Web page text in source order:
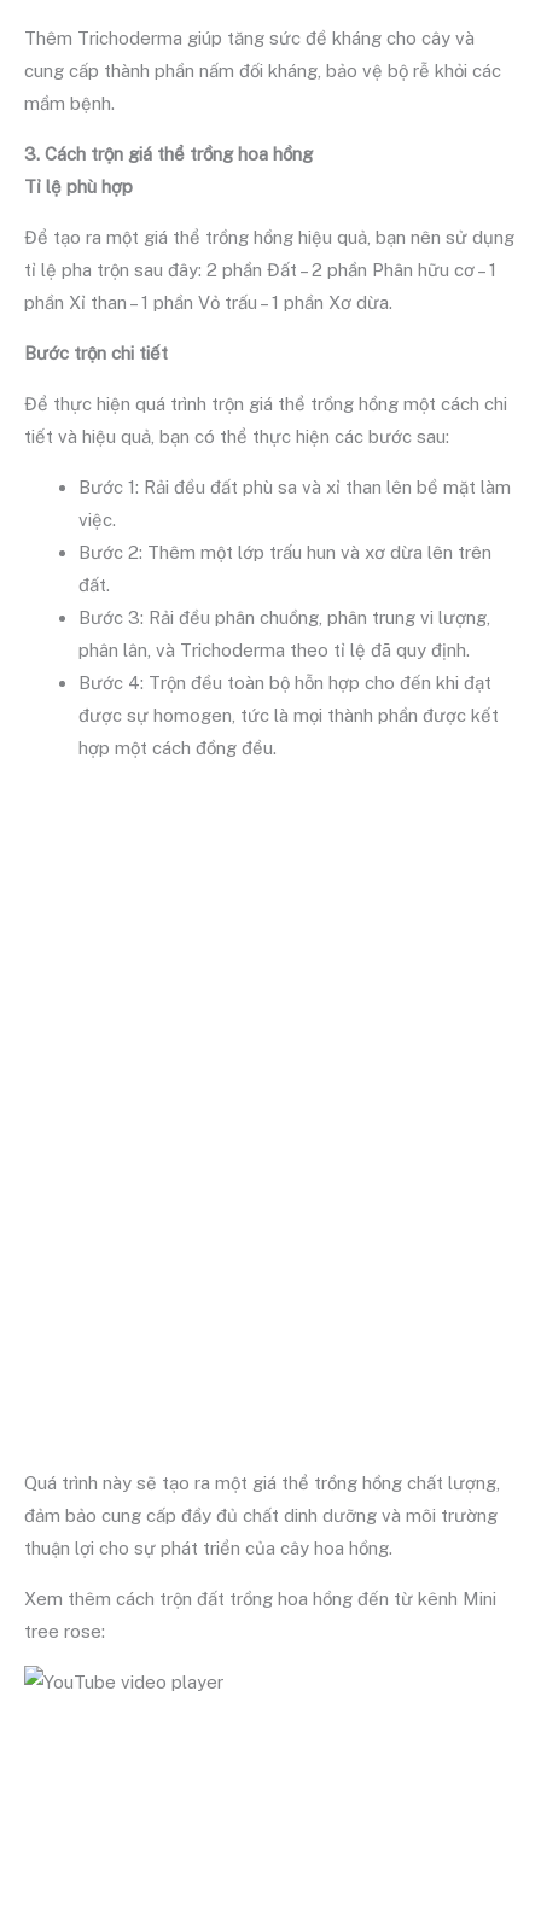
Thêm Trichoderma giúp tăng sức đề kháng cho cây và
cung cấp thành phần nấm đối kháng, bảo vệ bộ rễ khỏi các
mầm bệnh.
3. Cách trộn giá thể trồng hoa hồng
Tỉ lệ phù hợp
Để tạo ra một giá thể trồng hồng hiệu quả, bạn nên sử dụng
tỉ lệ pha trộn sau đây: 2 phần Đất – 2 phần Phân hữu cơ – 1
phần Xỉ than – 1 phần Vỏ trấu – 1 phần Xơ dừa.
Bước trộn chi tiết
Để thực hiện quá trình trộn giá thể trồng hồng một cách chi
tiết và hiệu quả, bạn có thể thực hiện các bước sau:
Bước 1: Rải đều đất phù sa và xỉ than lên bề mặt làm
việc.
Bước 2: Thêm một lớp trấu hun và xơ dừa lên trên
đất.
Bước 3: Rải đều phân chuồng, phân trung vi lượng,
phân lân, và Trichoderma theo tỉ lệ đã quy định.
Bước 4: Trộn đều toàn bộ hỗn hợp cho đến khi đạt
được sự homogen, tức là mọi thành phần được kết
hợp một cách đồng đều.
Quá trình này sẽ tạo ra một giá thể trồng hồng chất lượng,
đảm bảo cung cấp đầy đủ chất dinh dưỡng và môi trường
thuận lợi cho sự phát triển của cây hoa hồng.
Xem thêm cách trộn đất trồng hoa hồng đến từ kênh Mini
tree rose: